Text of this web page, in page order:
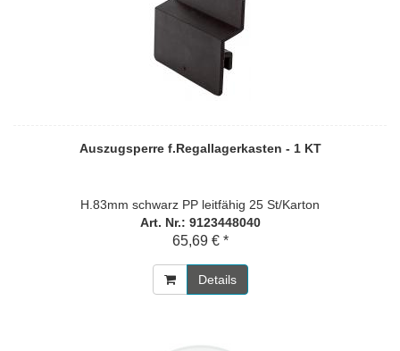
Auszugsperre f.Regallagerkasten - 1 KT
H.83mm schwarz PP leitfähig 25 St/Karton
Art. Nr.: 9123448040
65,69 € *
Details